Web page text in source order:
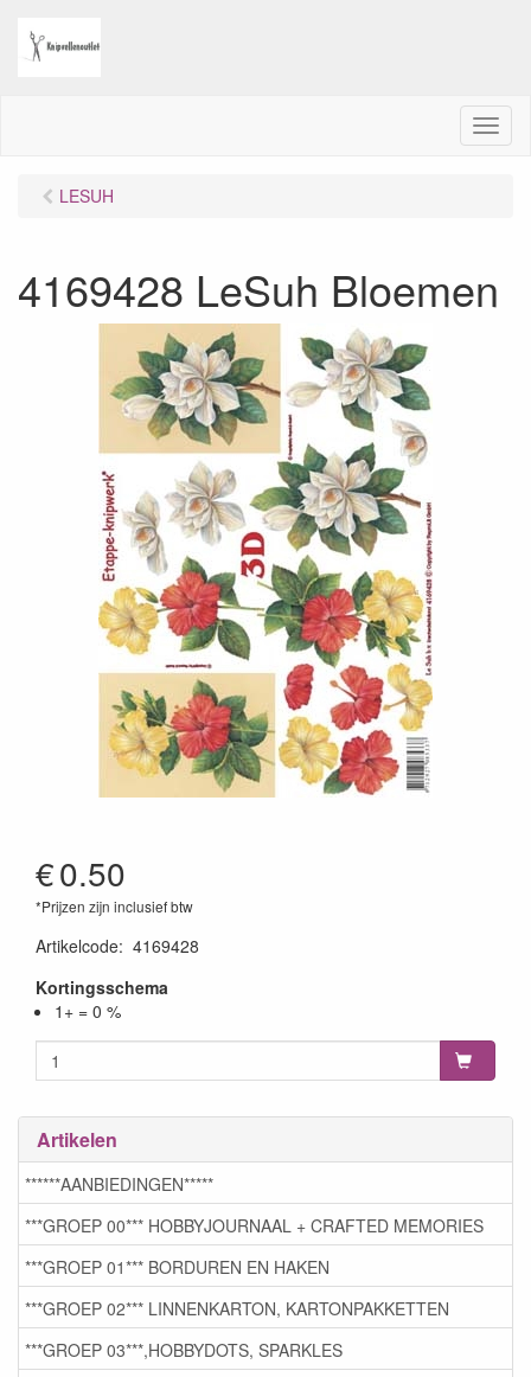
M
e
LESUH
4169428 LeSuh Bloemen
€0.50
*Prijzen zijn inclusief btw
Artikelcode: 4169428
Kortingsschema
1+ = 0 %
Artikelen
******AANBIEDINGEN*****
***GROEP 00*** HOBBYJOURNAAL + CRAFTED MEMORIES
***GROEP 01*** BORDUREN EN HAKEN
***GROEP 02*** LINNENKARTON, KARTONPAKKETTEN
***GROEP 03***,HOBBYDOTS, SPARKLES